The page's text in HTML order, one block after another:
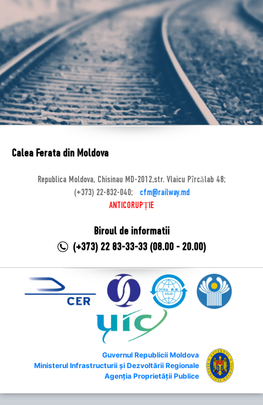
Calea Ferata din Moldova
Republica Moldova, Chisinau MD-2012,str. Vlaicu Pîrcălab 48;
(+373) 22-832-040;
cfm@railway.md
ANTICORUPȚIE
Biroul de informatii
(+373) 22 83-33-33 (08.00 - 20.00)
Guvernul Republicii Moldova
Ministerul Infrastructurii și Dezvoltării Regionale
Agenția Proprietății Publice